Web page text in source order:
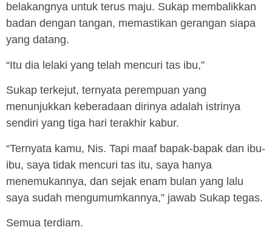
belakangnya untuk terus maju. Sukap membalikkan
badan dengan tangan, memastikan gerangan siapa
yang datang.
“Itu dia lelaki yang telah mencuri tas ibu,”
Sukap terkejut, ternyata perempuan yang
menunjukkan keberadaan dirinya adalah istrinya
sendiri yang tiga hari terakhir kabur.
“Ternyata kamu, Nis. Tapi maaf bapak-bapak dan ibu-
ibu, saya tidak mencuri tas itu, saya hanya
menemukannya, dan sejak enam bulan yang lalu
saya sudah mengumumkannya,” jawab Sukap tegas.
Semua terdiam.